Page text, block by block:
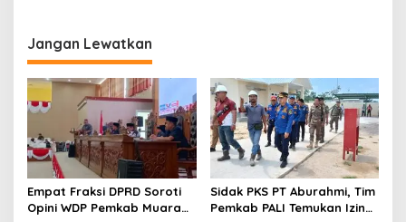
Jangan Lewatkan
Empat Fraksi DPRD Soroti
Opini WDP Pemkab Muara
Sidak PKS PT Aburahmi, Tim
Pemkab PALI Temukan Izin